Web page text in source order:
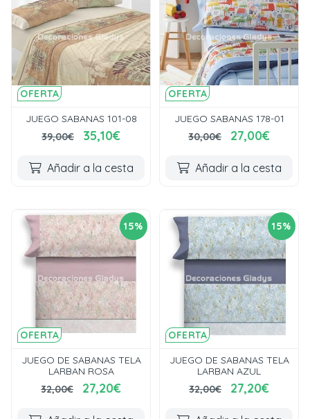
OFERTA
JUEGO SABANAS 101-08
39,00€
35,10€
Añadir a la cesta
OFERTA
JUEGO SABANAS 178-01
30,00€
27,00€
Añadir a la cesta
15%
OFERTA
JUEGO DE SABANAS TELA
LARBAN ROSA
32,00€
27,20€
15%
OFERTA
JUEGO DE SABANAS TELA
LARBAN AZUL
32,00€
27,20€